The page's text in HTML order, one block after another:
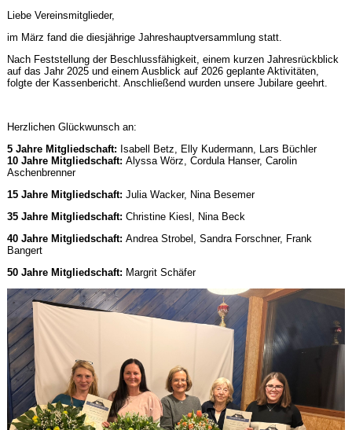
Liebe Vereinsmitglieder,
im März fand die diesjährige Jahreshauptversammlung statt.
Nach Feststellung der Beschlussfähigkeit, einem kurzen Jahresrückblick
auf das Jahr 2025 und einem Ausblick auf 2026 geplante Aktivitäten,
folgte der Kassenbericht. Anschließend wurden unsere Jubilare geehrt.
Herzlichen Glückwunsch an:
5 Jahre Mitgliedschaft: Isabell Betz, Elly Kudermann, Lars Büchler
10 Jahre Mitgliedschaft: Alyssa Wörz, Cordula Hanser, Carolin
Aschenbrenner
15 Jahre Mitgliedschaft: Julia Wacker, Nina Besemer
35 Jahre Mitgliedschaft: Christine Kiesl, Nina Beck
40 Jahre Mitgliedschaft: Andrea Strobel, Sandra Forschner, Frank
Bangert
50 Jahre Mitgliedschaft: Margrit Schäfer